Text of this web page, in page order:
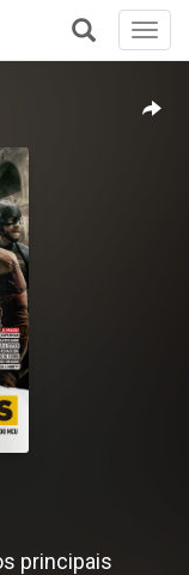
+
principais